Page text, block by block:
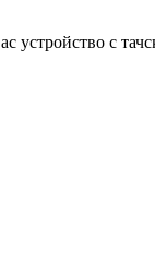
устройство с